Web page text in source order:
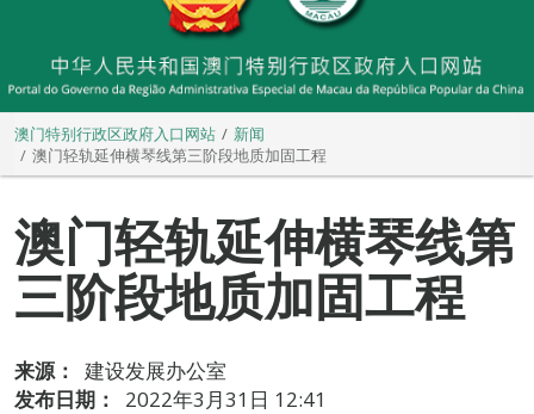
澳门特别行政区政府入口网站
新闻
澳门轻轨延伸横琴线第三阶段地质加固工程
澳门轻轨延伸横琴线第
三阶段地质加固工程
来源：
建设发展办公室
发布日期：
2022年3月31日 12:41